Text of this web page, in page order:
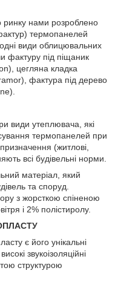
ринку нами розроблено
термопанелей
види облицювальних
фактуру під піщаник
цегляна кладка
фактура під дерево
види утеплювача, які
термопанелей при
(житлові,
всі будівельні норми.
матеріал, який
та споруд.
з жорсткою спіненою
і 2% полістиролу.
є його унікальні
звукоізоляційні
структурою